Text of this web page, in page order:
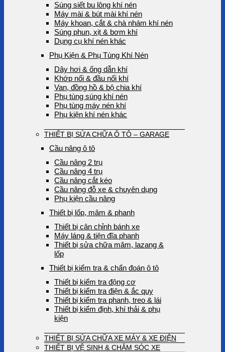
Súng siết bu lông khí nén
Máy mài & bút mài khí nén
Máy khoan, cắt & chà nhám khí nén
Súng phun, xịt & bơm khí
Dụng cụ khí nén khác
Phụ Kiện & Phụ Tùng Khí Nén
Dây hơi & ống dẫn khí
Khớp nối & đầu nối khí
Van, đồng hồ & bộ chia khí
Phụ tùng súng khí nén
Phụ tùng máy nén khí
Phụ kiện khí nén khác
THIẾT BỊ SỬA CHỮA Ô TÔ – GARAGE
Cầu nâng ô tô
Cầu nâng 2 trụ
Cầu nâng 4 trụ
Cầu nâng cắt kéo
Cầu nâng đỗ xe & chuyên dụng
Phụ kiện cầu nâng
Thiết bị lốp, mâm & phanh
Thiết bị cân chỉnh bánh xe
Máy láng & tiện đĩa phanh
Thiết bị sửa chữa mâm, lazang &
lốp
Thiết bị kiểm tra & chẩn đoán ô tô
Thiết bị kiểm tra động cơ
Thiết bị kiểm tra điện & ắc quy
Thiết bị kiểm tra phanh, treo & lái
Thiết bị kiểm định, khí thải & phụ
kiện
THIẾT BỊ SỬA CHỮA XE MÁY & XE ĐIỆN
THIẾT BỊ VỆ SINH & CHĂM SÓC XE